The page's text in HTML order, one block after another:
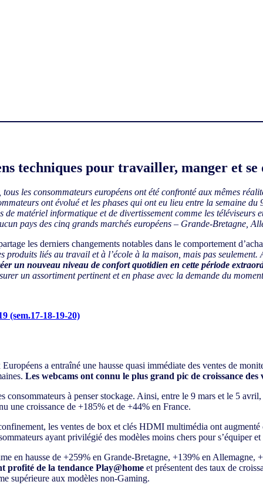
techniques pour travailler, manger et
les consommateurs européens ont été confronté aux mêmes
ont évolué et les phases qui ont eu lieu entre la semaine
matériel informatique et de divertissement comme les téléviseurs
pays des cinq grands marchés européens – Grande-Bretagne,
les derniers changements notables dans le comportement
produits liés au travail et à l’école à la maison, mais pas
un nouveau niveau de confort quotidien en cette période
un assortiment pertinent et en phase avec la demande du
(sem.17-18-19-20)
a entraîné une hausse quasi immédiate des ventes de
Les webcams ont connu le plus grand pic de croissance
consommateurs à penser stockage. Ainsi, entre le 9 mars et le 5
une croissance de +185% et de +44% en France.
les ventes de box et clés HDMI multimédia ont
ayant privilégié des modèles moins chers pour s’équiper
en hausse de +259% en Grande-Bretagne, +139% en
profité de la tendance Play@home et présentent des taux de
supérieure aux modèles non-Gaming.